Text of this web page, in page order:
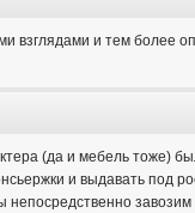
взглядами и тем более
(да и мебель тоже)
и выдавать под
завозим